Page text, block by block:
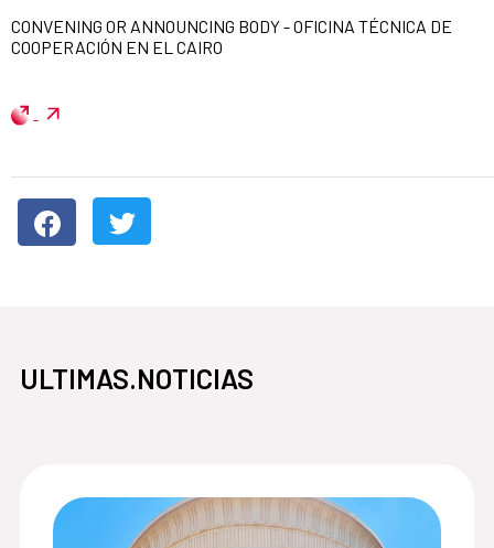
CONVENING OR ANNOUNCING BODY - OFICINA TÉCNICA DE
COOPERACIÓN EN EL CAIRO
ULTIMAS.NOTICIAS